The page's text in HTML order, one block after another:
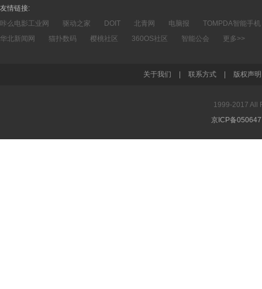
友情链接:
咔么电影工业网
驱动之家 DOIT 北青网 电脑报
TOMPDA智能手机
华北新闻网
猫扑数码 樱桃社区 360OS社区 智能公会 更多>>
关于我们 联系方式 版权声明
1999-2017 All
京ICP备